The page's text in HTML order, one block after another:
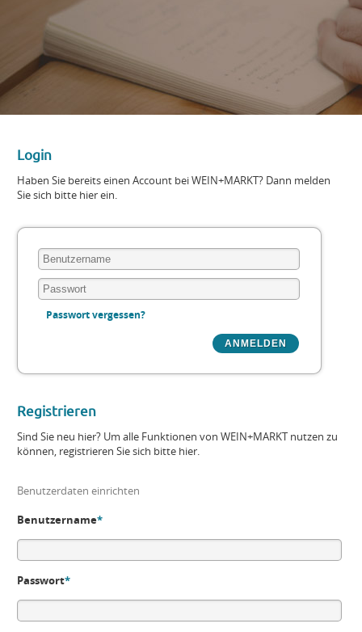
Login
Haben Sie bereits einen Account bei WEIN+MARKT? Dann melden
Sie sich bitte hier ein.
Passwort vergessen?
Registrieren
Sind Sie neu hier? Um alle Funktionen von WEIN+MARKT nutzen zu
können, registrieren Sie sich bitte hier.
Benutzerdaten einrichten
Benutzername*
Passwort*